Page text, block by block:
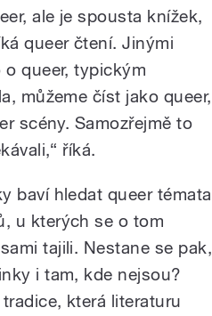
ale je spousta knížek,
queer čtení. Jinými
queer, typickým
můžeme číst jako queer,
scény. Samozřejmě to
říká.
baví hledat queer témata
u kterých se o tom
tajili. Nestane se pak,
i tam, kde nejsou?
která literaturu